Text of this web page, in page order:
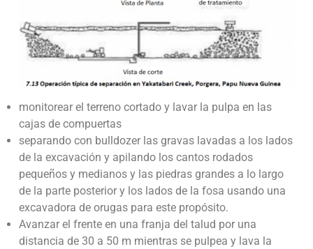
monitorear el terreno cortado y lavar la pulpa en las
cajas de compuertas
separando con bulldozer las gravas lavadas a los lados
de la excavación y apilando los cantos rodados
pequeños y medianos y las piedras grandes a lo largo
de la parte posterior y los lados de la fosa usando una
excavadora de orugas para este propósito.
Avanzar el frente en una franja del talud por una
distancia de 30 a 50 m mientras se pulpea y lava la